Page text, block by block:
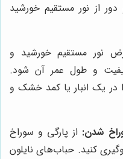
از نور مستقیم خورشید
نور مستقیم خورشید و
و طول عمر آن شود.
را در یک انبار یا کمد خشک و
شدن: از پارگی و سوراخ
کنید. حباب‌های نایلون